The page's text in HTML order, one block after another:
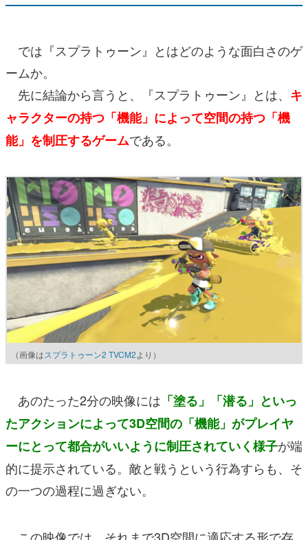
では『スプラトゥーン』とはどのような面白さのゲ
ームか。
先に結論から言うと、『スプラトゥーン』とは、 キ
ャラクターの持つ「機能」によって空間の持つ「機
能」を制圧するゲームである。
（画像はスプラトゥーン2 TVCM2より）
あのたった2分の映像には 「塗る」「潜る」といっ
たアクションによって3D空間の「機能」がプレイヤ
ーにとって都合がいいように制圧されていく様子が端
的に提示されている。敵と戦うという行為すらも、そ
の一つの過程に過ぎない。